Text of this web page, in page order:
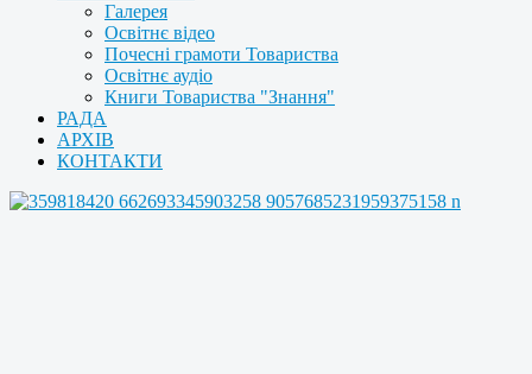
Галерея
Освітнє відео
Почесні грамоти Товариства
Освітнє аудіо
Книги Товариства "Знання"
РАДА
АРХІВ
КОНТАКТИ